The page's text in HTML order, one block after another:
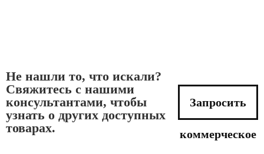
Не нашли то, что искали?
Свяжитесь с нашими
консультантами, чтобы
узнать о других доступных
товарах.
Запросить
коммерческое